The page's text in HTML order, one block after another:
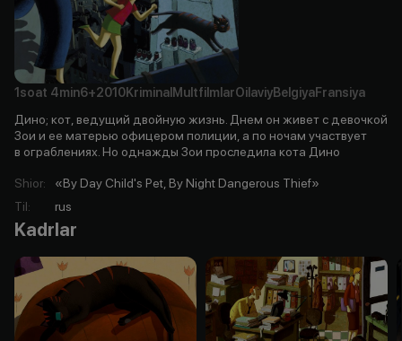
1soat 4min6+2010Kriminal MultfilmlarOilaviyBelgiyaFransiya
Дино; кот, ведущий двойную жизнь. Днем он живет с девочкой
Зои и ее матерью офицером полиции, а по ночам участвует
в ограблениях. Но однажды Зои проследила кота Дино
Shior:
«By Day Child's Pet, By Night Dangerous Thief»
Til: rus
Kadrlar